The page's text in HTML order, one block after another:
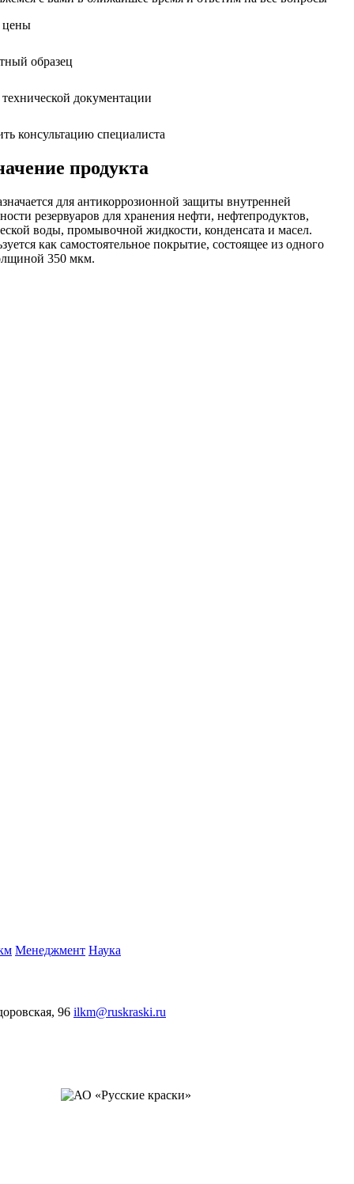
цены
образец
технической документации
консультацию специалиста
продукта
для антикоррозионной защиты внутренней
резервуаров для хранения нефти, нефтепродуктов,
воды, промывочной жидкости, конденсата и масел.
как самостоятельное покрытие, состоящее из одного
350 мкм.
Менеджмент Наука
96 ilkm@ruskraski.ru